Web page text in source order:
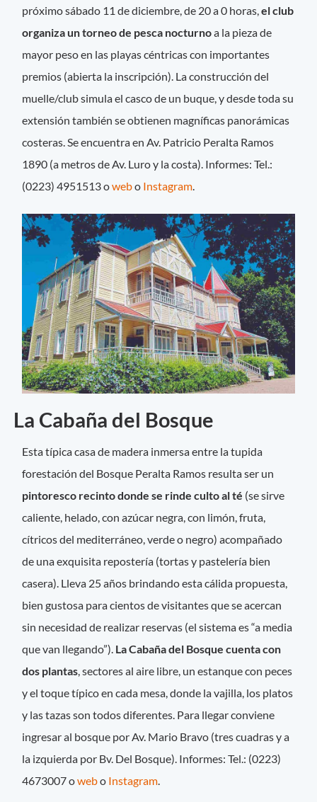
próximo sábado 11 de diciembre, de 20 a 0 horas,el club
organiza un torneo de pesca nocturnoa la pieza de
mayor peso en las playas céntricas con importantes
premios (abierta la inscripción). La construcción del
muelle/club simula el casco de un buque, y desde toda su
extensión también se obtienen magníficas panorámicas
costeras. Se encuentra en Av. Patricio Peralta Ramos
1890 (a metros de Av. Luro y la costa). Informes: Tel.:
(0223) 4951513 owebo Instagram
La Cabaña del Bosque
Esta típica casa de madera inmersa entre la tupida
forestación del Bosque Peralta Ramos resulta ser un
pintoresco recinto donde se rinde culto al té (se sirve
caliente, helado, con azúcar negra, con limón, fruta,
cítricos del mediterráneo, verde o negro) acompañado
de una exquisita repostería (tortas y pastelería bien
casera). Lleva 25 años brindando esta cálida propuesta,
bien gustosa para cientos de visitantes que se acercan
sin necesidad de realizar reservas (el sistema es “a media
que van llegando”). La Cabaña del Bosque cuenta con
dos plantas, sectores al aire libre, un estanque con peces
y el toque típico en cada mesa, donde la vajilla, los platos
y las tazas son todos diferentes. Para llegar conviene
ingresar al bosque por Av. Mario Bravo (tres cuadras y a
la izquierda por Bv. Del Bosque). Informes: Tel.: (0223)
4673007 owebo Instagram.